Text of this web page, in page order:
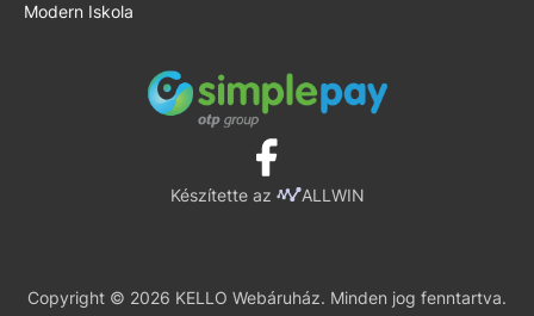
Modern Iskola
Készítette az ALLWIN
Copyright © 2026 KELLO Webáruház. Minden jog fenntartva.